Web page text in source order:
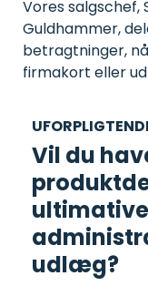
Vores salgschef,
Guldhammer,
betragtninger,
firmakort eller
Vil du
udlæg?